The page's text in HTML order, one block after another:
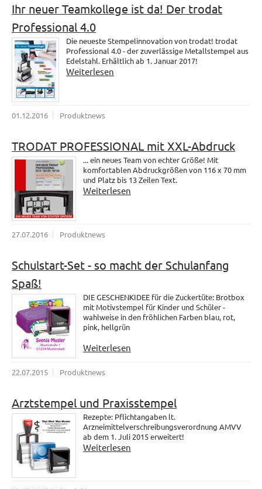
Ihr neuer Teamkollege ist da! Der trodat
Professional 4.0
Die neueste Stempelinnovation von trodat! trodat
Professional 4.0 - der zuverlässige Metallstempel aus
Edelstahl. Erhältlich ab 1. Januar 2017!
Weiterlesen
01.12.2016 Produktnews
TRODAT PROFESSIONAL mit XXL-Abdruck
... ein neues Team von echter Größe! Mit
komfortablen Abdruckgrößen von 116 x 70 mm
und Platz bis 13 Zeilen Text.
Weiterlesen
27.07.2016 Produktnews
Schulstart-Set - so macht der Schulanfang
Spaß!
DIE GESCHENKIDEE für die Zuckertüte: Brotbox
mit Motivstempel für Kinder und Schüler -
wahlweise in den fröhlichen Farben blau, rot,
pink, hellgrün
Weiterlesen
22.07.2015 Produktnews
Arztstempel und Praxisstempel
Rezepte: Pflichtangaben lt.
Arzneimittelverschreibungsverordnung AMVV
ab dem 1. Juli 2015 erweitert!
Weiterlesen